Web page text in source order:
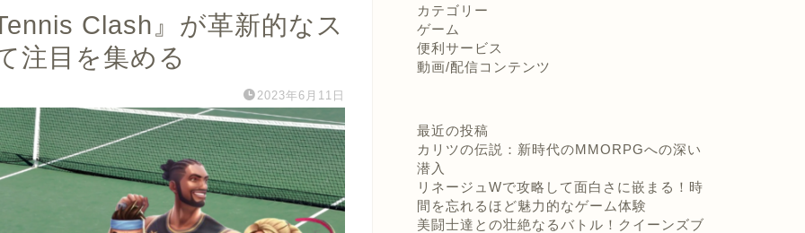
Clash』が革新的なス
注目を集める
2023年6月11日
カテゴリー
ゲーム
便利サービス
動画/配信コンテンツ
最近の投稿
カリツの伝説：新時代のMMORPGへの深い
潜入
リネージュWで攻略して面白さに嵌まる！時
間を忘れるほど魅力的なゲーム体験
美闘士達との壮絶なるバトル！クイーンズブ